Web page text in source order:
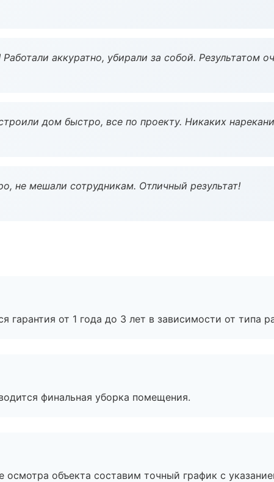
аккуратно, убирали за собой. Результатом
дом быстро, все по проекту. Никаких
не мешали сотрудникам. Отличный результат!
гарантия от 1 года до 3 лет в зависимости от типа
финальная уборка помещения.
осмотра объекта составим точный график с